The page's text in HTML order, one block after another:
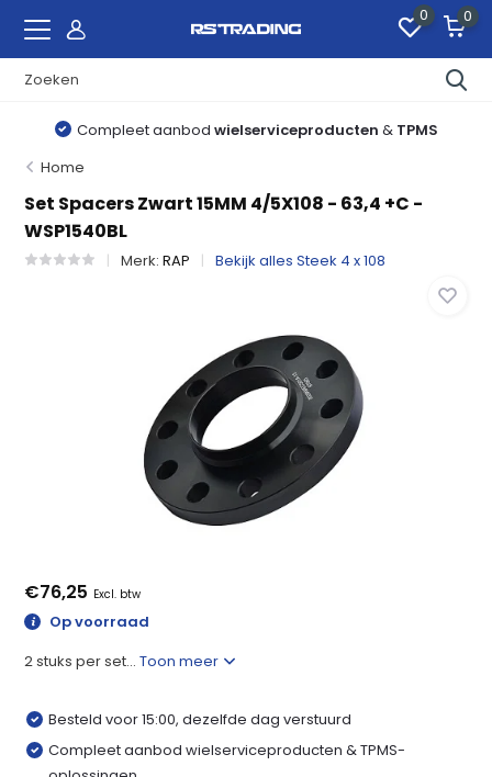
0 0
Compleet aanbod wielserviceproducten & TPMS
Home
Set Spacers Zwart 15MM 4/5X108 - 63,4 +C -
WSP1540BL
Merk:RAP Bekijk alles Steek 4 x 108
€76,25 Excl. btw
Op voorraad
2 stuks per set...Toon meer
Besteld voor 15:00, dezelfde dag verstuurd
Compleet aanbod wielserviceproducten & TPMS-